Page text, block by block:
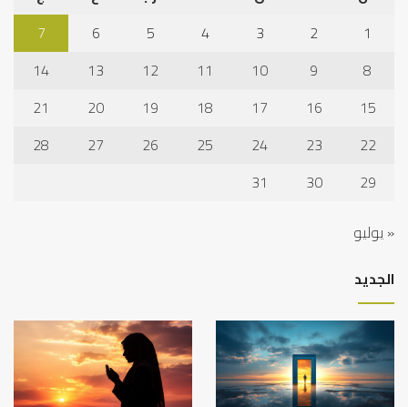
1
2
3
4
5
6
7
8
9
10
11
12
13
14
15
16
17
18
19
20
21
22
23
24
25
26
27
28
29
30
31
« يوليو
الجديد